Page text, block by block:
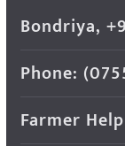
Bondriya,
Phone:
Farmer